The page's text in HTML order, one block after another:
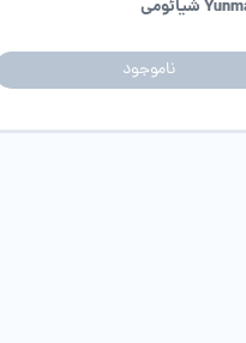
ناموجود